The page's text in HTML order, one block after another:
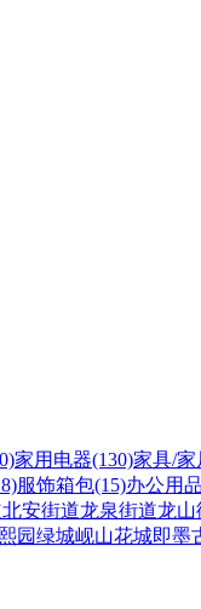
家用电器(130)家具/家
服饰箱包(15)办公用
北安街道龙泉街道龙山
园绿城岘山花城即墨